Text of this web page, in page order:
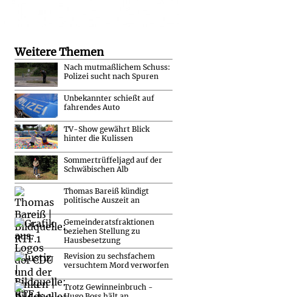
Weitere Themen
Nach mutmaßlichem Schuss:
Polizei sucht nach Spuren
Unbekannter schießt auf
fahrendes Auto
TV-Show gewährt Blick
hinter die Kulissen
Sommertrüffeljagd auf der
Schwäbischen Alb
Thomas Bareiß kündigt
politische Auszeit an
Gemeinderatsfraktionen
beziehen Stellung zu
Hausbesetzung
Revision zu sechsfachem
versuchtem Mord verworfen
Trotz Gewinneinbruch -